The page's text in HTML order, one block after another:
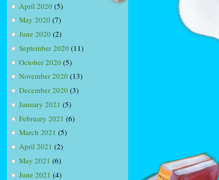
April 2020 (5)
May 2020 (7)
June 2020 (2)
September 2020 (11)
October 2020 (5)
November 2020 (13)
December 2020 (3)
January 2021 (5)
February 2021 (6)
March 2021 (5)
April 2021 (2)
May 2021 (6)
June 2021 (4)